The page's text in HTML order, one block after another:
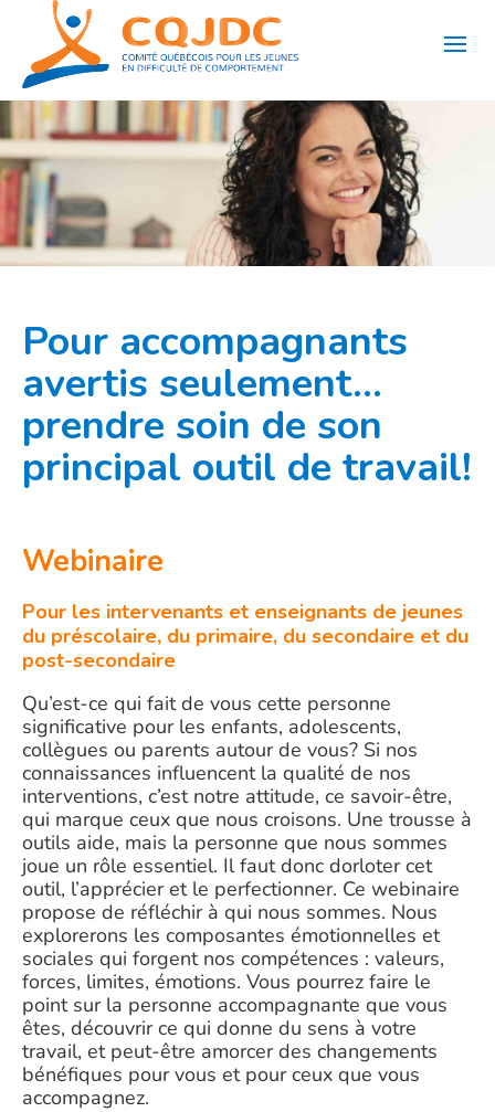
contenu
Pour accompagnants
avertis seulement…
prendre soin de son
principal outil de travail!
Webinaire
Pour les intervenants et enseignants de jeunes
du préscolaire, du primaire, du secondaire et du
post-secondaire
Qu’est-ce qui fait de vous cette personne
significative pour les enfants, adolescents,
collègues ou parents autour de vous? Si nos
connaissances influencent la qualité de nos
interventions, c’est notre attitude, ce savoir-être,
qui marque ceux que nous croisons. Une trousse à
outils aide, mais la personne que nous sommes
joue un rôle essentiel. Il faut donc dorloter cet
outil, l’apprécier et le perfectionner. Ce webinaire
propose de réfléchir à qui nous sommes. Nous
explorerons les composantes émotionnelles et
sociales qui forgent nos compétences : valeurs,
forces, limites, émotions. Vous pourrez faire le
point sur la personne accompagnante que vous
êtes, découvrir ce qui donne du sens à votre
travail, et peut-être amorcer des changements
bénéfiques pour vous et pour ceux que vous
accompagnez.